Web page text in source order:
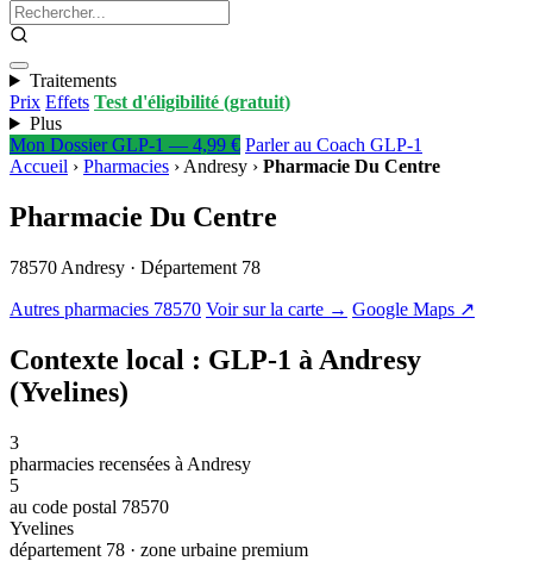
Traitements
Prix Effets Test d'éligibilité (gratuit)
Plus
Mon Dossier GLP-1 — 4,99 € Parler au Coach GLP-1
Accueil › Pharmacies › Andresy › Pharmacie Du Centre
Pharmacie Du Centre
78570 Andresy · Département 78
Autres pharmacies 78570 Voir sur la carte → Google Maps ↗
Contexte local : GLP-1 à Andresy
(Yvelines)
3
pharmacies recensées à Andresy
5
au code postal 78570
Yvelines
département 78 · zone urbaine premium